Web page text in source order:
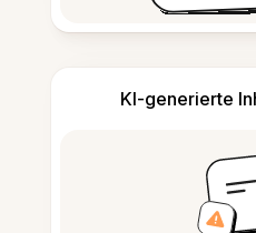
KI-generierte